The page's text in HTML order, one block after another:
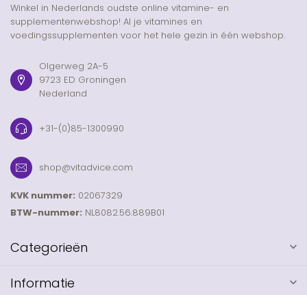
Winkel in Nederlands oudste online vitamine- en
supplementenwebshop! Al je vitamines en
voedingssupplementen voor het hele gezin in één webshop.
Olgerweg 2A-5
9723 ED Groningen
Nederland
+31-(0)85-1300990
shop@vitadvice.com
KVK nummer: 02067329
BTW-nummer: NL8082.56.889B01
Categorieën
Informatie